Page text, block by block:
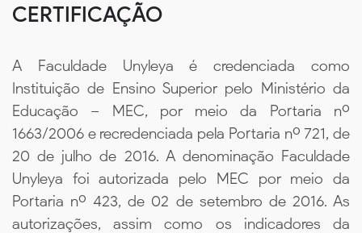
CERTIFICAÇÃO
A Faculdade Unyleya é credenciada como
Instituição de Ensino Superior pelo Ministério da
Educação – MEC, por meio da Portaria nº
1663/2006 e recredenciada pela Portaria nº 721, de
20 de julho de 2016. A denominação Faculdade
Unyleya foi autorizada pelo MEC por meio da
Portaria nº 423, de 02 de setembro de 2016. As
autorizações, assim como os indicadores da